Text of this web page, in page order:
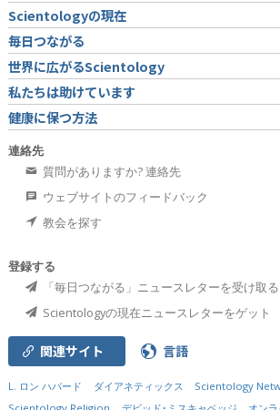
Scientologyの現在
毎日つながる
世界に広がるScientology
私たちは助けています
健康に保つ方法
連絡先
質問がありますか? 連絡先
ウェブサイトのフィードバック
教会を探す
登録する
「毎日つながる」ニュースレターを受け取る
Scientologyの現在ニュースレターをゲット
関連サイト 言語
L. ロン ハバード ダイアネティックス
Scientology